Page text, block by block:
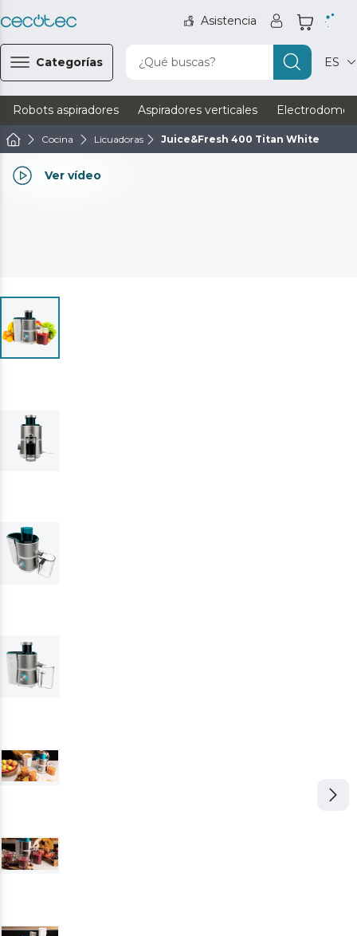
Asistencia
Categorías ¿Qué buscas? ES
Robots aspiradores Aspiradores verticales
Cocina Licuadoras Juice&Fresh 400 Titan White
Ver vídeo